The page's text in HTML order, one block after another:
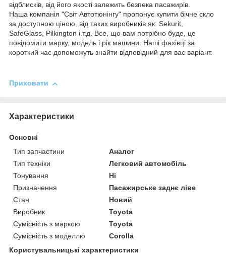
відблисків, від його якості залежить безпека пасажирів.
Наша компанія "Світ Автотюнінгу" пропонує купити бічне скло
за доступною ціною, від таких виробників як: Sekurit,
SafeGlass, Pilkington і.т.д. Все, що вам потрібно буде, це
повідомити марку, модель і рік машини. Наші фахівці за
короткий час допоможуть знайти відповідний для вас варіант.
Приховати
Характеристики
Основні
Тип запчастини
Аналог
Тип техніки
Легковий автомобіль
Тонування
Ні
Призначення
Пасажирське заднє ліве
Стан
Новий
Виробник
Toyota
Сумісність з маркою
Toyota
Сумісність з моделлю
Corolla
Користувальницькі характеристики